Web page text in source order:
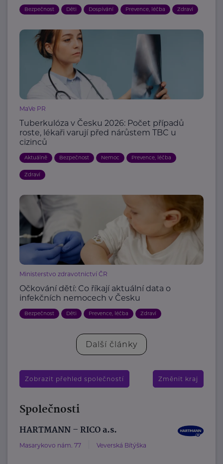
Bezpečnost Děti Dospívání Prevence, léčba Zdraví
MaVe PR
Tuberkulóza v Česku 2026: Počet případů
roste, lékaři varují před nárůstem TBC u
cizinců
Aktuálně Bezpečnost Nemoc Prevence, léčba
Zdraví
Ministerstvo zdravotnictví ČR
Očkování dětí: Co říkají aktuální data o
infekčních nemocech v Česku
Bezpečnost Děti Prevence, léčba Zdraví
Další články
Zobrazit přehled společností Změnit kraj
Společnosti
HARTMANN – RICO a.s.
Masarykovo nám. 77 Veverská Bítýška